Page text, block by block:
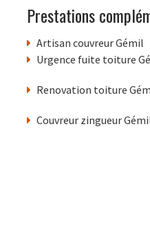
Prestations
Artisan couvreur Gémil
Urgence fuite toiture
Renovation toiture
Couvreur zingueur